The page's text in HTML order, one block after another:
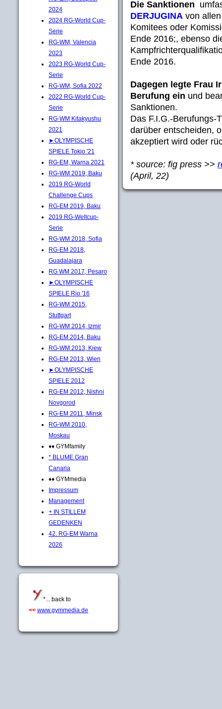
2024
2024 RG-World Cup-
Serie
RG-WM, Valencia
2023
2023 RG-World Cup-
Serie
RG-WM, Sofia 2022
2022 RG-World Cup-
Serie
RG-WM Kitakyushu
2021
►OLYMPISCHE
SPIELE Tokio '21
RG-EM, Warna 2021
RG-WM 2019, Baku
2019 RG-World
Challenge Cups
RG-EM 2019, Baku
2019 RG-Weltcup-
Serie
RG-WM 2018, Sofia
RG-EM 2018,
Guadalajara
RG WM 2017, Pesaro
►OLYMPISCHE
SPIELE Rio '16
RG-WM 2015,
Stuttgart
RG-WM 2014, Izmir
RG-EM 2014, Baku
RG-WM 2013, Kiew
RG-EM 2013, Wien
►OLYMPISCHE
SPIELE 2012
RG-EM 2012, Nishni
Novgorod
RG-EM 2011, Minsk
RG-WM 2010,
Moskau
♦♦ GYMfamily
* BLUME Gran
Canaria
♦♦ GYMmedia
Impressum
Management
+ IN STILLEM
GEDENKEN
42. RG-EM Warna
2026
*... back to
<< www.gymmedia.de
Die Sanktionen
DERJUGINA von
Komitees oder
Ende 2016;, ebenso
Ende 2016.
Dagegen legte Frau
Berufung ein und
Sanktionen.
Das F.I.G.-Berufungs-
darüber entscheiden,
akzeptiert wird oder
* source: fig press >>
(April, 22)